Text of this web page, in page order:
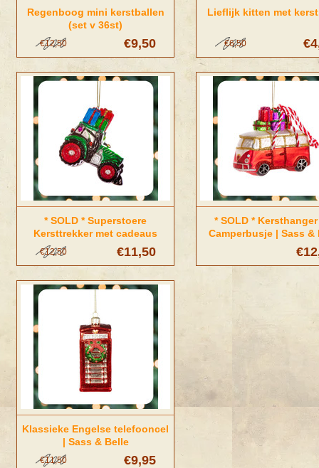
Regenboog mini kerstballen
(set v 36st)
€9,50
€12,50
Lieflijk kitten met
€6,50
* SOLD * Superstoere
Kersttrekker met cadeaus
€11,50
€12,50
* SOLD * Kersthanger
Camperbusje | Sass &
Klassieke Engelse telefooncel
| Sass & Belle
€9,95
€11,50